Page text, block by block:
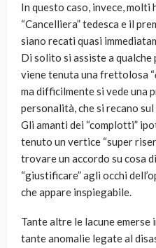
In questo caso, invece, molti
“Cancelliera” tedesca e il
siano recati quasi
Di solito si assiste a
viene tenuta una frettolosa “
ma difficilmente si vede una
personalità, che si recano
Gli amanti dei “complotti”
tenuto un vertice “super
trovare un accordo su cosa
“giustificare” agli occhi
che appare inspiegabile.
Tante altre le lacune emerse
tante anomalie legate al